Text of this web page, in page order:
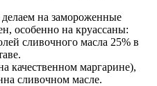
на замороженные
особенно на круассаны:
сливочного масла 25% в
качественном маргарине),
сливочном масле.